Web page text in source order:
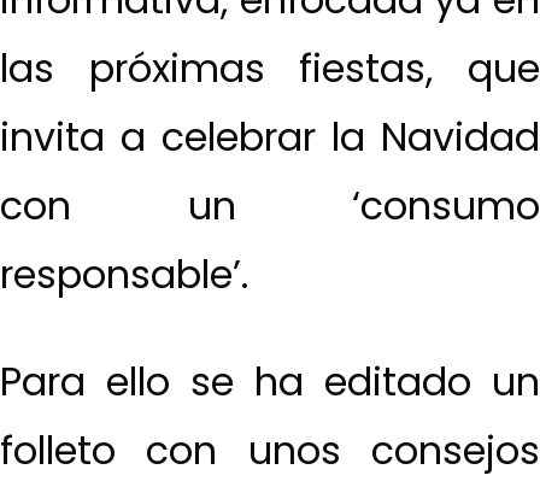
las próximas fiestas, que
invita a celebrar la Navidad
con un ‘consumo
responsable’.
Para ello se ha editado un
folleto con unos consejos